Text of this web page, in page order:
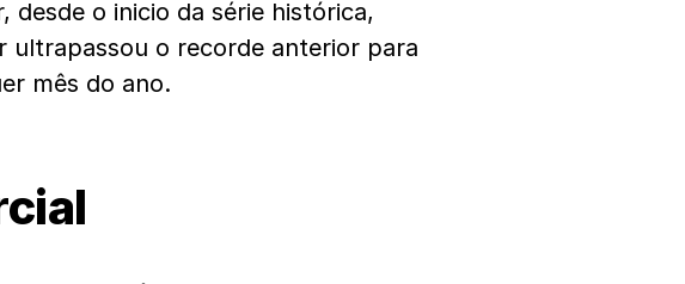
desde o inicio da série histórica,
ultrapassou o recorde anterior para
mês do ano.